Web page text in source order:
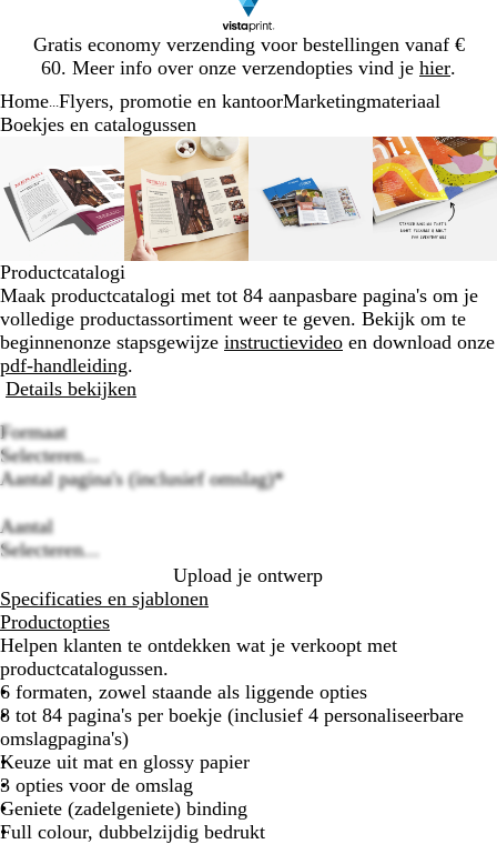
Gratis economy verzending voor bestellingen vanaf €
60. Meer info over onze verzendopties vind je hier.
1
Home Flyers, promotie en kantoorMarketingmateriaal
Boekjes en catalogussen
Zoombare
afbeelding
Gezoomd
tot
minimum
om
uit
te
vouwen
Gebruik
plus-
en
mintoetsen
om
zoomen
en
pijltjestoetsen
om
te
zwenken
Zoombare
afbeelding
Gezoomd
tot
minimum
Klik
om
uit
te
vouwen
Gebruik
plus-
en
mintoetsen
om
te
zoomen
en
pijltjestoetsen
om
Zoombare
afbeelding
Gezoomd
minimum
uit
te
Gebruik
en
mintoetsen
zoomen
en
pijltjestoetsen
om
tot
Klik
om
uit
te
vouwen
plus-
en
om
zoomen
van
Productcatalogi
Maak productcatalogi met tot 84 aanpasbare pagina's om je
volledige productassortiment weer te geven. Bekijk om te
beginnenonze stapsgewijze instructievideo en download onze
pdf-handleiding.
Details bekijken
Formaat
Selecteren...
Aantal pagina's (inclusief omslag)*
Aantal
Selecteren...
Upload je ontwerp
Specificaties en sjablonen
Productopties
Helpen klanten te ontdekken wat je verkoopt met
productcatalogussen.
6 formaten, zowel staande als liggende opties
8 tot 84 pagina's per boekje (inclusief 4 personaliseerbare
omslagpagina's)
Keuze uit mat en glossy papier
3 opties voor de omslag
Geniete (zadelgeniete) binding
Full colour, dubbelzijdig bedrukt